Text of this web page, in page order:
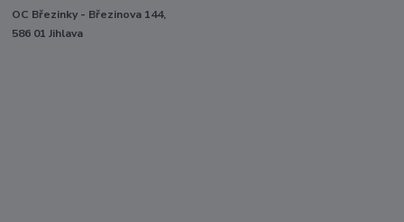
OC Březinky - Březinova 144,
586 01 Jihlava